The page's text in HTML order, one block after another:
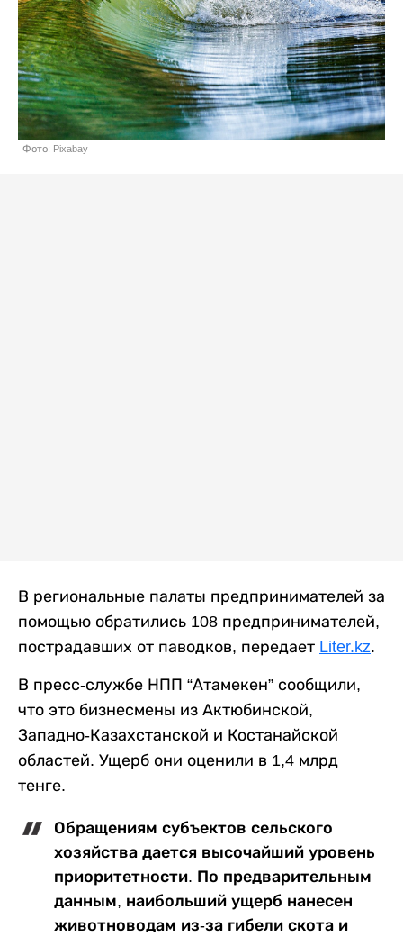
Фото: Pixabay
В региональные палаты предпринимателей за
помощью обратились 108 предпринимателей,
пострадавших от паводков, передает Liter.kz.
В пресс-службе НПП “Атамекен” сообщили,
что это бизнесмены из Актюбинской,
Западно-Казахстанской и Костанайской
областей. Ущерб они оценили в 1,4 млрд
тенге.
Обращениям субъектов сельского
хозяйства дается высочайший уровень
приоритетности. По предварительным
данным, наибольший ущерб нанесен
животноводам из-за гибели скота и